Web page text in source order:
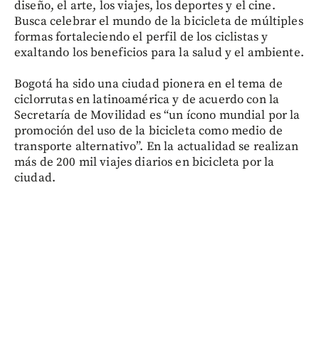
diseño, el arte, los viajes, los deportes y el cine.
Busca celebrar el mundo de la bicicleta de múltiples
formas fortaleciendo el perfil de los ciclistas y
exaltando los beneficios para la salud y el ambiente.
Bogotá ha sido una ciudad pionera en el tema de
ciclorrutas en latinoamérica y de acuerdo con la
Secretaría de Movilidad es “un ícono mundial por la
promoción del uso de la bicicleta como medio de
transporte alternativo”. En la actualidad se realizan
más de 200 mil viajes diarios en bicicleta por la
ciudad.